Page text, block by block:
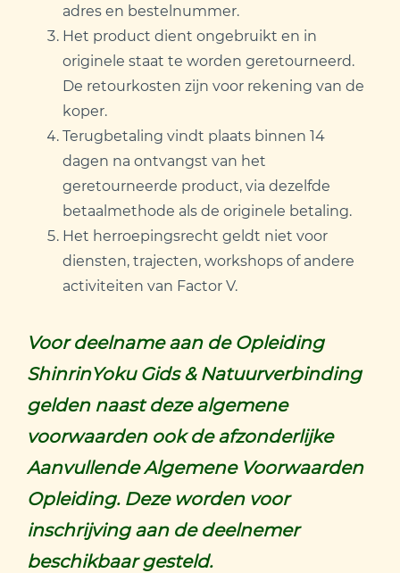
adres en bestelnummer.
Het product dient ongebruikt en in
originele staat te worden geretourneerd.
De retourkosten zijn voor rekening van de
koper.
Terugbetaling vindt plaats binnen 14
dagen na ontvangst van het
geretourneerde product, via dezelfde
betaalmethode als de originele betaling.
Het herroepingsrecht geldt niet voor
diensten, trajecten, workshops of andere
activiteiten van Factor V.
Voor deelname aan de Opleiding
ShinrinYoku Gids & Natuurverbinding
gelden naast deze algemene
voorwaarden ook de afzonderlijke
Aanvullende Algemene Voorwaarden
Opleiding. Deze worden voor
inschrijving aan de deelnemer
beschikbaar gesteld.